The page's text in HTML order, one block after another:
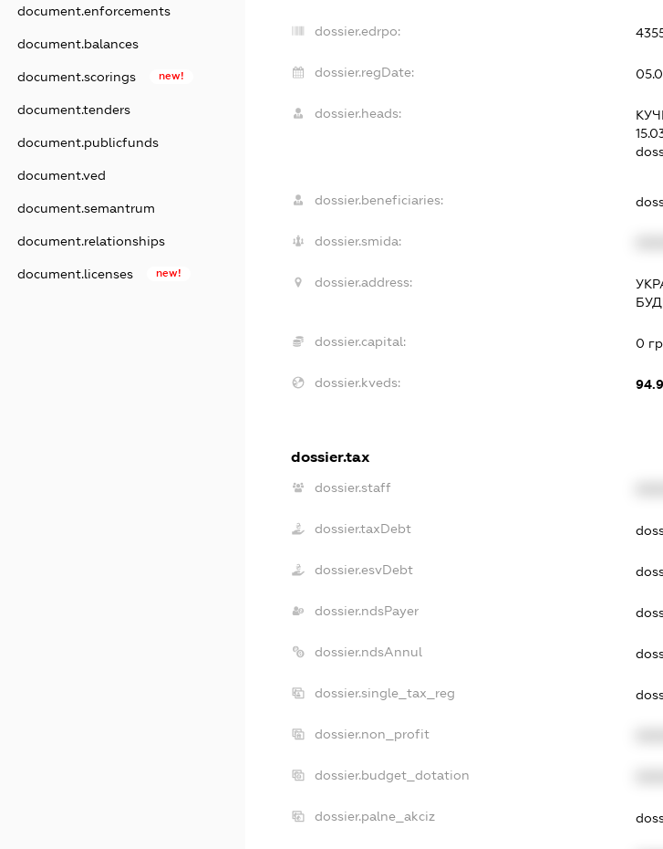
document.enforcements
document.balances
document.scorings new!
document.tenders
document.publicfunds
document.ved
document.semantrum
document.relationships
document.licenses new!
dossier.edrpo:
dossier.regDate:
dossier.heads:
dossier.beneficiaries:
dossier.smida:
dossier.address:
dossier.capital: 0
dossier.kveds:
dossier.tax
dossier.staff
dossier.taxDebt
dossier.esvDebt
dossier.ndsPayer
dossier.ndsAnnul
dossier.single_tax_reg
dossier.non_profit
dossier.budget_dotation
dossier.palne_akciz